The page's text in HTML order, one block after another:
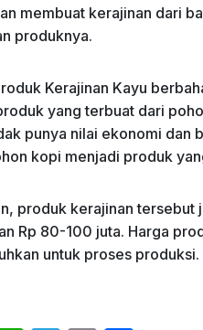
membuat kerajinan dari
produknya.
Kerajinan Kayu
yang terbuat dari
punya nilai ekonomi dan
kopi menjadi produk
produk kerajinan tersebut
Rp 80-100 juta. Harga
untuk proses produksi.